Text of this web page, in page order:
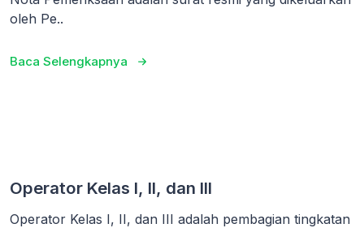
oleh Pe..
Baca Selengkapnya
Operator Kelas I, II, dan III
Operator Kelas I, II, dan III adalah pembagian tingkatan